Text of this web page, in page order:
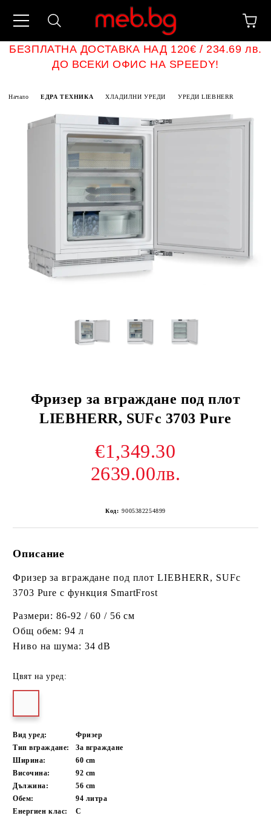
БЕЗПЛАТНА ДОСТАВКА НАД 120€ / 234.69 лв.
ДО ВСЕКИ ОФИС НА SPEEDY!
Начало ЕДРА ТЕХНИКА ХЛАДИЛНИ УРЕДИ УРЕДИ LIEBHERR
Фризер за вграждане под плот
LIEBHERR, SUFc 3703 Pure
€1,349.30
2639.00лв.
Код: 9005382254899
Описание
Фризер за вграждане под плот LIEBHERR, SUFc
3703 Pure с функция SmartFrost
Размери: 86-92 / 60 / 56 см
Общ обем: 94 л
Ниво на шума: 34 dB
Цвят на уред:
Вид уред:
Фризер
Тип вграждане:
За вграждане
Ширина:
60 cm
Височина:
92 cm
Дължина:
56 cm
Обем:
94 литра
Енергиен клас:
C